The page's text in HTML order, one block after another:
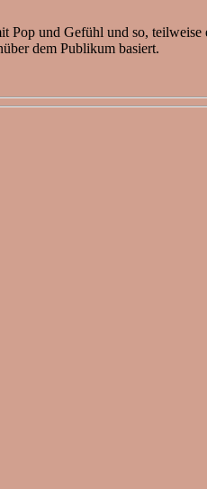
Pop und Gefühl und so,
dem Publikum basiert.